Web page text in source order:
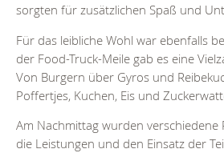
sorgten für zusätzlichen Spaß und
Für das leibliche Wohl war ebenfalls
der Food-Truck-Meile gab es eine
Von Burgern über Gyros und
Poffertjes, Kuchen, Eis und
Am Nachmittag wurden verschiedene
die Leistungen und den Einsatz der